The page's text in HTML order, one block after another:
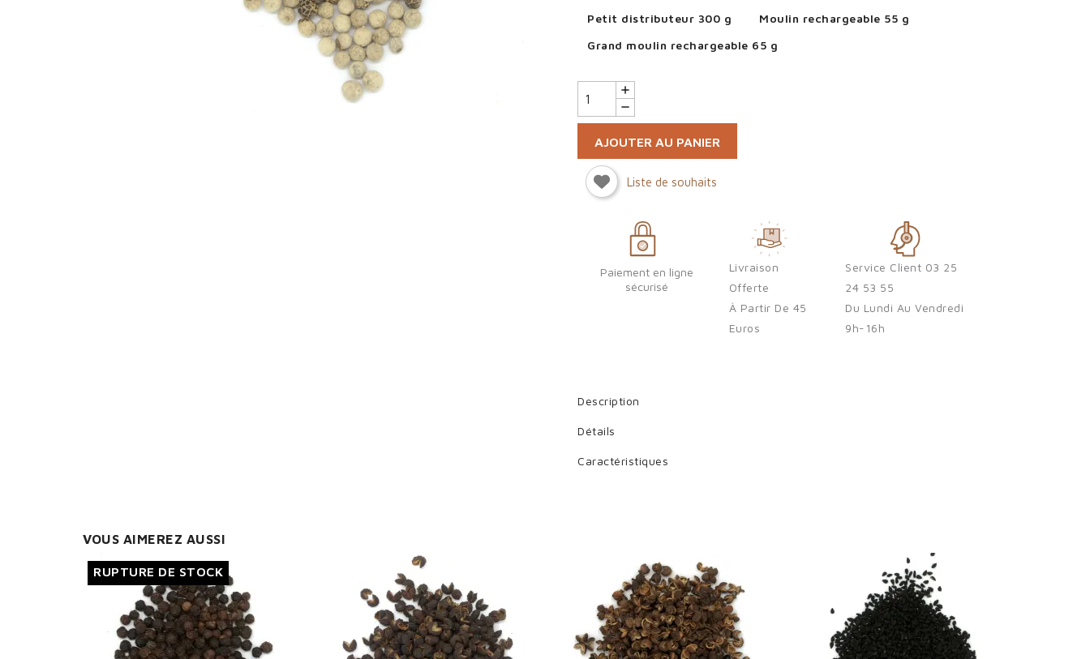
Petit distributeur 300 g
Moulin rechargeable 55 g
Grand moulin rechargeable 65 g
AJOUTER AU PANIER
Liste de souhaits
Paiement en ligne
sécurisé
Livraison
Offerte
À Partir De 45
Euros
Service Client 03 25
24 53 55
Du Lundi Au Vendredi
9h-16h
Description
Détails
Caractéristiques
VOUS AIMEREZ AUSSI
RUPTURE DE STOCK
×